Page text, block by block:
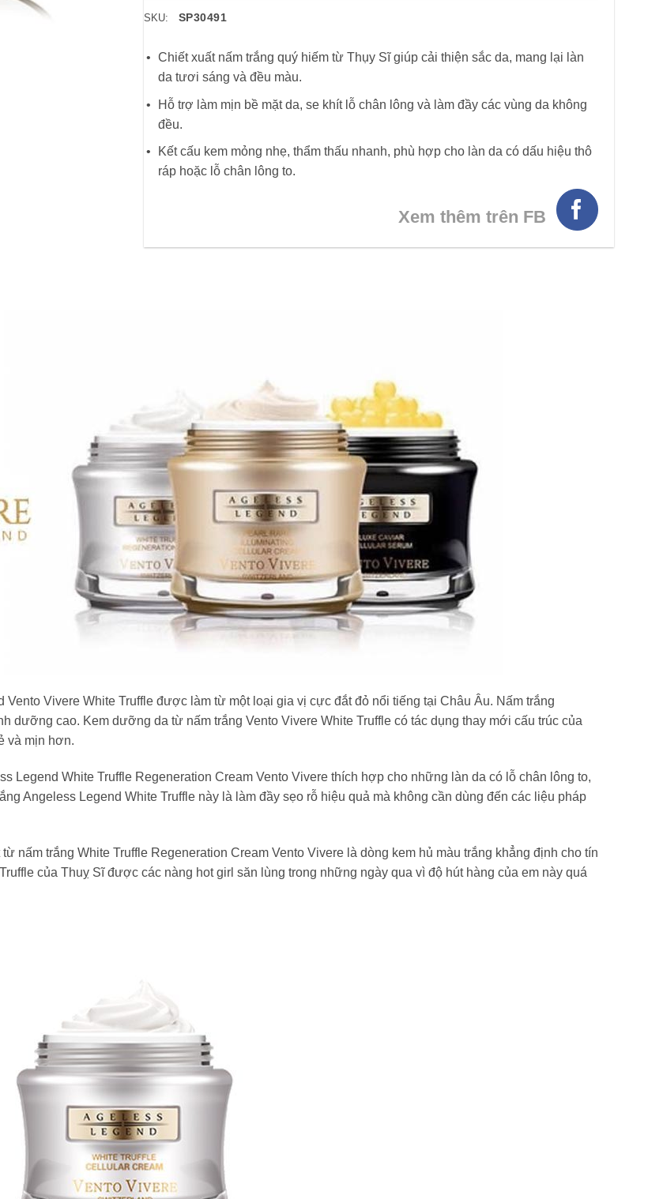
SKU: SP30491
Chiết xuất nấm trắng quý hiếm từ Thụy Sĩ giúp cải thiện sắc da, mang lại làn
da tươi sáng và đều màu.
Hỗ trợ làm mịn bề mặt da, se khít lỗ chân lông và làm đầy các vùng da không
đều.
Kết cấu kem mỏng nhẹ, thẩm thấu nhanh, phù hợp cho làn da có dấu hiệu thô
ráp hoặc lỗ chân lông to.
Xem thêm trên FB
Vivere White Truffle được làm từ một loại gia vị cực đắt đỏ nổi tiếng tại Châu Âu. Nấm trắng
dưỡng cao. Kem dưỡng da từ nấm trắng Vento Vivere White Truffle có tác dụng thay mới cấu trúc của
và mịn hơn.
Legend White Truffle Regeneration Cream Vento Vivere thích hợp cho những làn da có lỗ chân lông to,
Angeless Legend White Truffle này là làm đầy sẹo rỗ hiệu quả mà không cần dùng đến các liệu pháp
nấm trắng White Truffle Regeneration Cream Vento Vivere là dòng kem hủ màu trắng khẳng định cho tín
của Thuỵ Sĩ được các nàng hot girl săn lùng trong những ngày qua vì độ hút hàng của em này quá